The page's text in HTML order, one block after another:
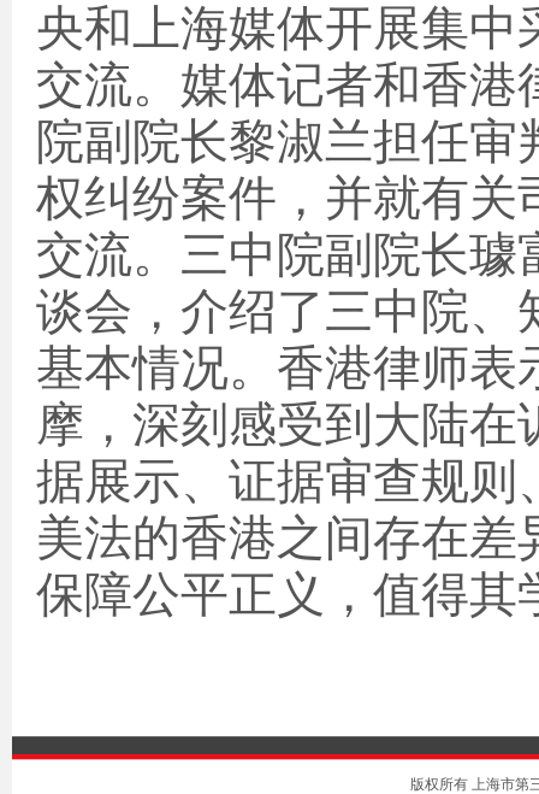
央和上海媒体开展集中
交流。媒体记者和香
院副院长黎淑兰担任
权纠纷案件，并就有关
交流。三中院副院长
谈会，介绍了三中院、
基本情况。香港律师
摩，深刻感受到大陆
据展示、证据审查规则
美法的香港之间存在
保障公平正义，值得其
版权所有 上海市第